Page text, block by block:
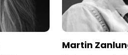
Martin